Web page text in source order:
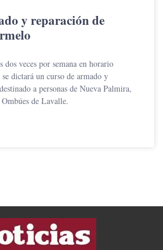
y reparación de
dos veces por semana en horario
dictará un curso de armado y
a personas de Nueva Palmira,
de Lavalle.